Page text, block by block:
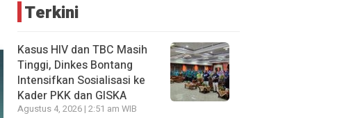
Terkini
Kasus HIV dan TBC Masih
Tinggi, Dinkes Bontang
Intensifkan Sosialisasi ke
Kader PKK dan GISKA
Agustus 4, 2026 | 2:51 am WIB